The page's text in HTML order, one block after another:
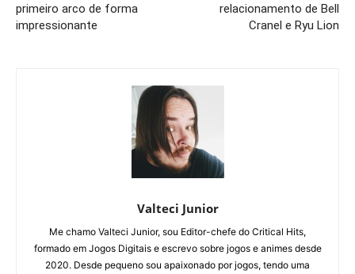
primeiro arco de forma
impressionante
relacionamento de Bell
Cranel e Ryu Lion
Valteci Junior
Me chamo Valteci Junior, sou Editor-chefe do Critical Hits,
formado em Jogos Digitais e escrevo sobre jogos e animes desde
2020. Desde pequeno sou apaixonado por jogos, tendo uma